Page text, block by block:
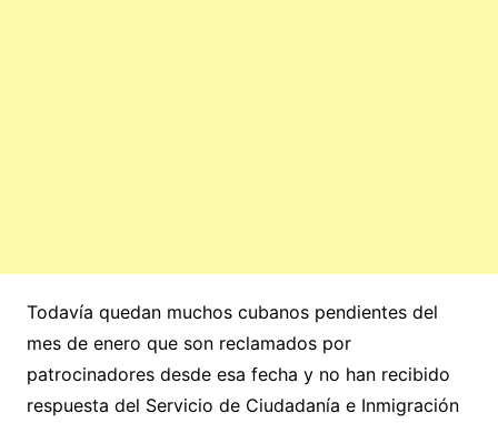
Todavía quedan muchos cubanos pendientes del
mes de enero que son reclamados por
patrocinadores desde esa fecha y no han recibido
respuesta del Servicio de Ciudadanía e Inmigración